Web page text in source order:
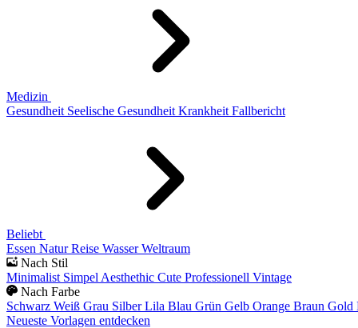
Medizin
Gesundheit Seelische Gesundheit Krankheit Fallbericht
Beliebt
Essen Natur Reise Wasser Weltraum
Nach Stil
Minimalist Simpel Aesthethic Cute Professionell Vintage
Nach Farbe
Schwarz Weiß Grau Silber Lila Blau Grün Gelb Orange Braun Gold
Neueste Vorlagen entdecken